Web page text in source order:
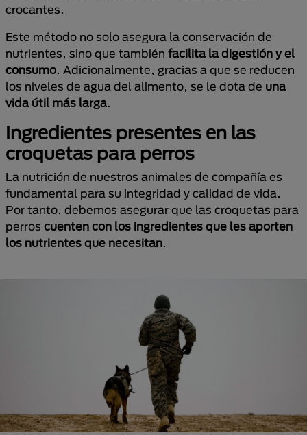
crocantes.
Este método no solo asegura la conservación de
nutrientes, sino que también facilita la digestión y el
consumo. Adicionalmente, gracias a que se reducen
los niveles de agua del alimento, se le dota de una
vida útil más larga.
Ingredientes presentes en las
croquetas para perros
La nutrición de nuestros animales de compañía es
fundamental para su integridad y calidad de vida.
Por tanto, debemos asegurar que las croquetas para
perros cuenten con los ingredientes que les aporten
los nutrientes que necesitan.